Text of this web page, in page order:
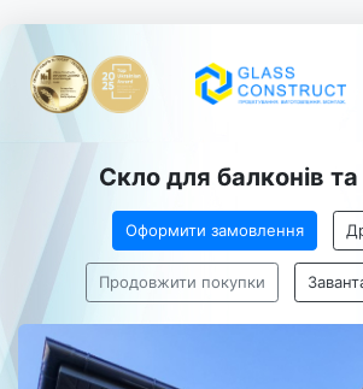
Скло для балконів та
Оформити замовлення
Продовжити покупки